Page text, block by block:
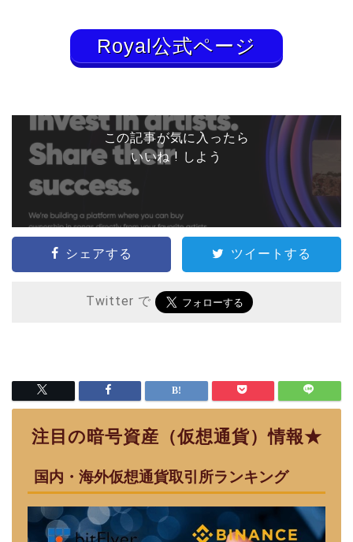
Royal公式ページ
この記事が気に入ったら
いいね ! しよう
シェアする ツイートする
Twitter で
注目の暗号資産（仮想通貨）情報★
国内・海外仮想通貨取引所ランキング